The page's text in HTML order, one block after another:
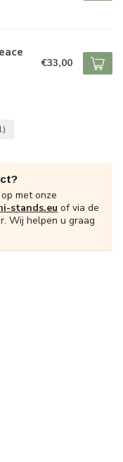
€33,00
met onze
stands.eu of via de
Wij helpen u graag